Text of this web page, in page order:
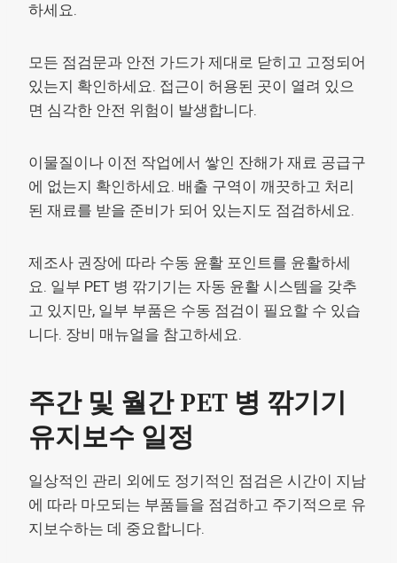
하세요.
모든 점검문과 안전 가드가 제대로 닫히고 고정되어
있는지 확인하세요. 접근이 허용된 곳이 열려 있으
면 심각한 안전 위험이 발생합니다.
이물질이나 이전 작업에서 쌓인 잔해가 재료 공급구
에 없는지 확인하세요. 배출 구역이 깨끗하고 처리
된 재료를 받을 준비가 되어 있는지도 점검하세요.
제조사 권장에 따라 수동 윤활 포인트를 윤활하세
요. 일부 PET 병 깎기기는 자동 윤활 시스템을 갖추
고 있지만, 일부 부품은 수동 점검이 필요할 수 있습
니다. 장비 매뉴얼을 참고하세요.
주간 및 월간 PET 병 깎기기
유지보수 일정
일상적인 관리 외에도 정기적인 점검은 시간이 지남
에 따라 마모되는 부품들을 점검하고 주기적으로 유
지보수하는 데 중요합니다.